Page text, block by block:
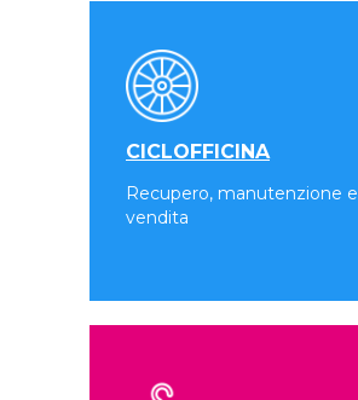
CICLOFFICINA
Recupero, manutenzione e
vendita